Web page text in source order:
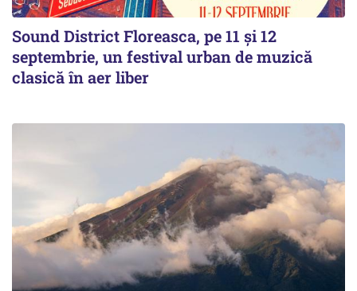
Sound District Floreasca, pe 11 și 12
septembrie, un festival urban de muzică
clasică în aer liber